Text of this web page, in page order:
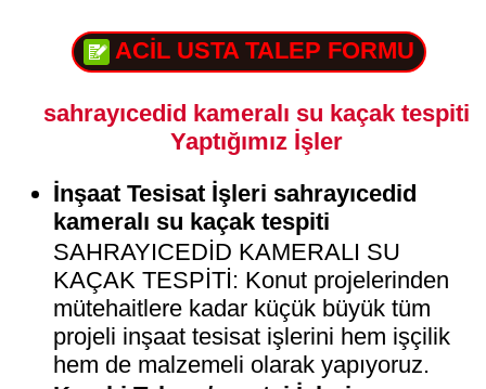
ACİL USTA TALEP FORMU
sahrayıcedid kameralı su kaçak tespiti
Yaptığımız İşler
İnşaat Tesisat İşleri sahrayıcedid
kameralı su kaçak tespiti
SAHRAYICEDİD KAMERALI SU
KAÇAK TESPİTİ: Konut projelerinden
mütehaitlere kadar küçük büyük tüm
projeli inşaat tesisat işlerini hem işçilik
hem de malzemeli olarak yapıyoruz.